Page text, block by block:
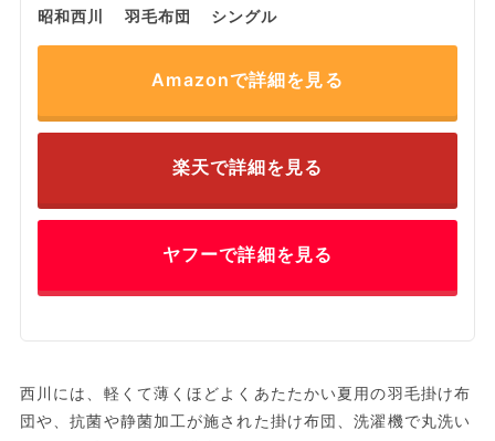
昭和西川 羽毛布団 シングル
Amazonで詳細を見る
楽天で詳細を見る
ヤフーで詳細を見る
西川には、軽くて薄くほどよくあたたかい夏用の羽毛掛け布
団や、抗菌や静菌加工が施された掛け布団、洗濯機で丸洗い